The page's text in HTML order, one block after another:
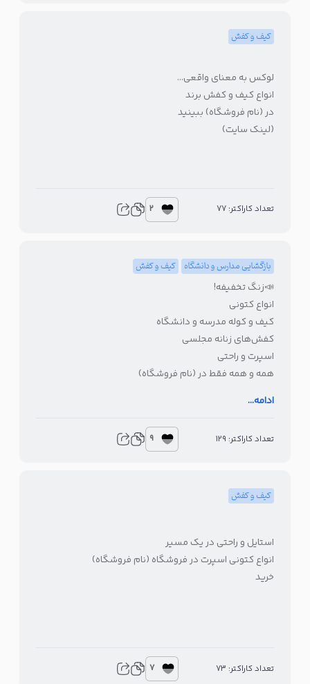
کیف و کفش
لوکس به معنای واقعی…
انواع کیف و کفش برند
در (نام فروشگاه) ببینید
(لینک سایت)
تعداد کاراکتر: 77 2
بازگشایی مدارس و دانشگاه کیف و کفش
📣زنگ تخفیفه!
انواع کتونی
کیف و کوله مدرسه و دانشگاه
کفش‌های زنانه مجلسی
اسپرت و راحتی
همه و همه فقط در (نام فروشگاه)
ادامه...
تعداد کاراکتر: 129 9
کیف و کفش
استایل و راحتی در یک مسیر
انواع کتونی اسپرت در فروشگاه (نام فروشگاه)
خرید
تعداد کاراکتر: 73 7